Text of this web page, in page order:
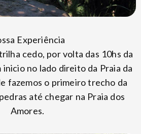
Experiência
cedo, por volta das 10hs da
no lado direito da Praia da
fazemos o primeiro trecho da
até chegar na Praia dos
Amores.